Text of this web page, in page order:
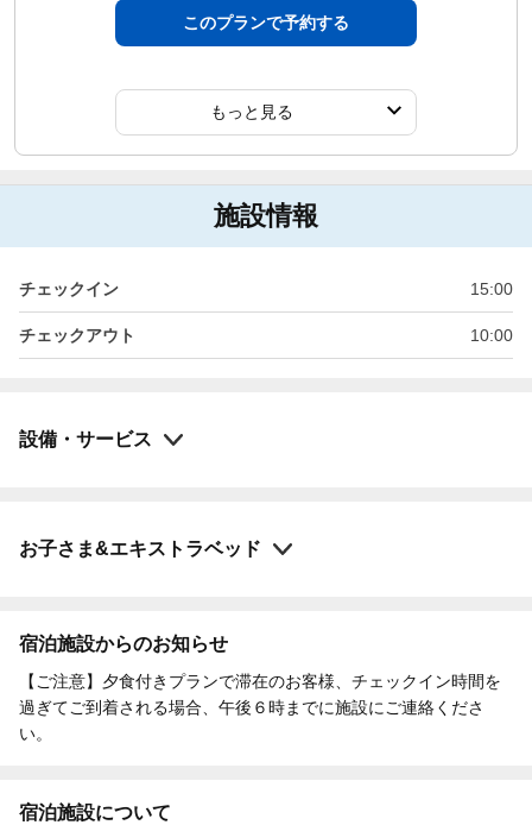
このプランで予約する
もっと見る
施設情報
チェックイン 15:00
チェックアウト 10:00
設備・サービス
お子さま&エキストラベッド
宿泊施設からのお知らせ
【ご注意】夕食付きプランで滞在のお客様、チェックイン時間を
過ぎてご到着される場合、午後６時までに施設にご連絡くださ
い。
宿泊施設について